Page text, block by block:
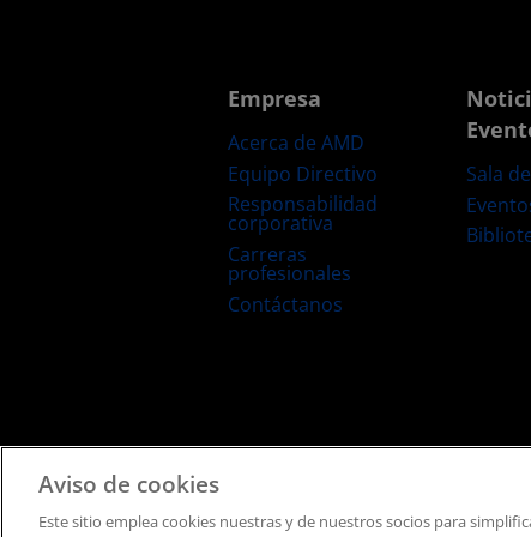
Empresa
Acerca de AMD
Equipo Directivo
Responsabilidad
corporativa
Carreras
profesionales
Contáctanos
Sala
Términos y Condiciones
Aviso de cookies
Este sitio emplea cookies nuestras y de nuestros socios para